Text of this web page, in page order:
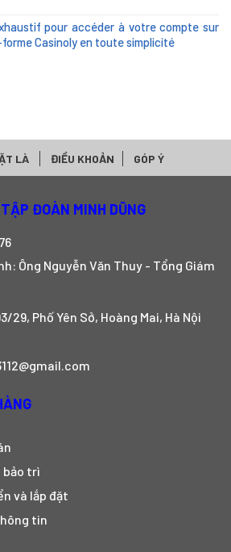
pour accéder à votre compte sur
Casinoly en toute simplicité
LÀ ĐIỀU KHOẢN GÓP Ý
ĐOÀN MINH DŨNG
Ông Nguyễn Văn Thuy - Tổng Giám
29, Phố Yên Sở, Hoàng Mai, Hà Nội
bảo trì
và lắp đặt
tin